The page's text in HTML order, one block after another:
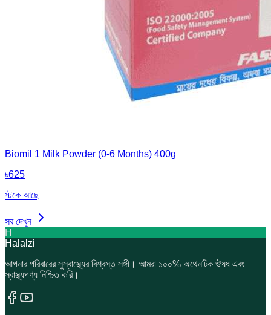
Biomil 1 Milk Powder (0-6 Months) 400g
৳625
স্টকে আছে
সব দেখুন
H
Halalzi
আপনার পরিবারের সুস্বাস্থ্যের বিশ্বস্ত সঙ্গী। আমরা ১০০% অথেনটিক ঔষধ এবং
স্বাস্থ্যপণ্য নিশ্চিত করি।